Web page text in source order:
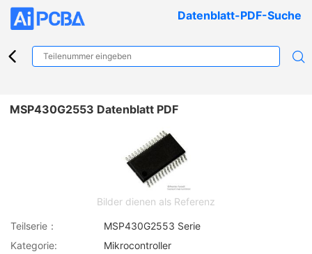
Datenblatt-PDF-Suche
MSP430G2553 Datenblatt PDF
Bilder dienen als Referenz
Teilserie：
MSP430G2553 Serie
Kategorie:
Mikrocontroller